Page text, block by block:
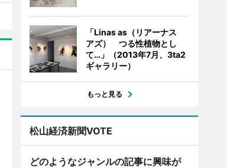
「Linas as（リアーナス
アズ） つる性植物とし
て…」（2013年7月、3ta2
ギャラリー）
もっと見る
松山経済新聞VOTE
どのようなジャンルの記事に興味が